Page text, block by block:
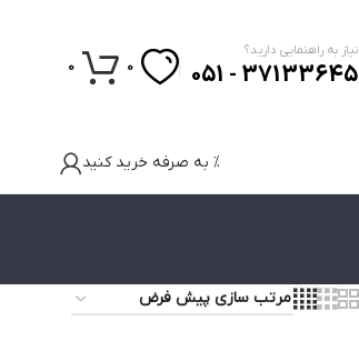
نیاز به راهنمایی دارید؟
37133645 - 051
0
0
% به صرفه خرید کنید